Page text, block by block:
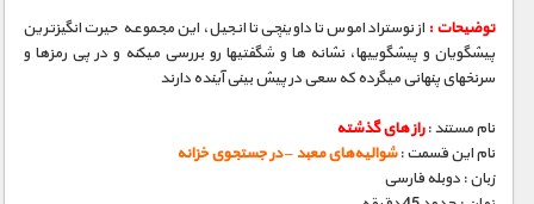
توضیحات :از نوستراداموس تا داوینچی تا انجیل، این مجموعه حیرت انگیزترین
پیشگویان و پیشگوییها، نشانه­ ها و شگفتیها رو بررسی میکنه و در پی رمزها و
سرنخهای پنهانی میگرده که سعی در پیش بینی آینده دارند
نام مستند :راز های گذشته
نام این قسمت :شوالیه‌های معبد – در جستجوی خزانه
زبان : دوبله فارسی